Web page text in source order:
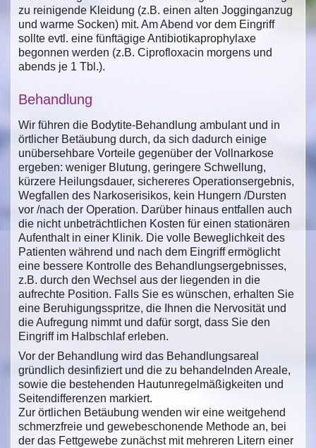
zu reinigende Kleidung (z.B. einen alten Jogginganzug
und warme Socken) mit. Am Abend vor dem Eingriff
sollte evtl. eine fünftägige Antibiotikaprophylaxe
begonnen werden (z.B. Ciprofloxacin morgens und
abends je 1 Tbl.).
Behandlung
Wir führen die Bodytite-Behandlung ambulant und in
örtlicher Betäubung durch, da sich dadurch einige
unübersehbare Vorteile gegenüber der Vollnarkose
ergeben: weniger Blutung, geringere Schwellung,
kürzere Heilungsdauer, sichereres Operationsergebnis,
Wegfallen des Narkoserisikos, kein Hungern /Dursten
vor /nach der Operation. Darüber hinaus entfallen auch
die nicht unbeträchtlichen Kosten für einen stationären
Aufenthalt in einer Klinik. Die volle Beweglichkeit des
Patienten während und nach dem Eingriff ermöglicht
eine bessere Kontrolle des Behandlungsergebnisses,
z.B. durch den Wechsel aus der liegenden in die
aufrechte Position. Falls Sie es wünschen, erhalten Sie
eine Beruhigungsspritze, die Ihnen die Nervosität und
die Aufregung nimmt und dafür sorgt, dass Sie den
Eingriff im Halbschlaf erleben.
Vor der Behandlung wird das Behandlungsareal
gründlich desinfiziert und die zu behandelnden Areale,
sowie die bestehenden Hautunregelmäßigkeiten und
Seitendifferenzen markiert.
Zur örtlichen Betäubung wenden wir eine weitgehend
schmerzfreie und gewebeschonende Methode an, bei
der das Fettgewebe zunächst mit mehreren Litern einer